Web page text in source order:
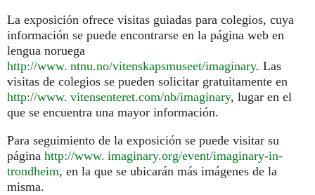
La exposición ofrece visitas guiadas para colegios, cuya
información se puede encontrarse en la página web en
lengua noruega
http://www. ntnu.no/vitenskapsmuseet/imaginary. Las
visitas de colegios se pueden solicitar gratuitamente en
http://www. vitensenteret.com/nb/imaginary, lugar en el
que se encuentra una mayor información.
Para seguimiento de la exposición se puede visitar su
página http://www. imaginary.org/event/imaginary-in-
trondheim, en la que se ubicarán más imágenes de la
misma.